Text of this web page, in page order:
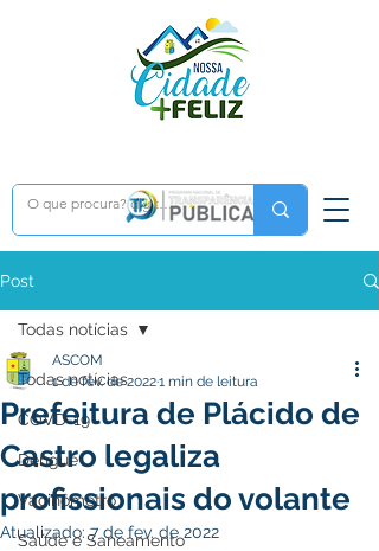
Post
Todas notícias
COVD-19
Dengue
Vacinômetro
Saúde e Saneamento
Todas notícias
Prefeitura de Plácido de
Castro legaliza
profissionais do volante
ASCOM
1 de fev. de 20221 min de leitura
Atualizado:7 de fev. de 2022